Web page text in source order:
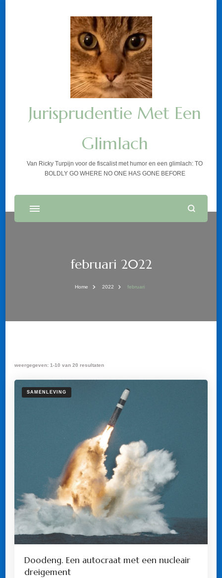
Jurisprudentie Met Een
Glimlach
Van Ricky Turpijn voor de fiscalist met humor en een glimlach: TO
BOLDLY GO WHERE NO ONE HAS GONE BEFORE
februari 2022
Home 2022 februari
weergegeven: 1-10 van 20 resultaten
SAMENLEVING
Doodeng. Een autocraat met een nucleair
dreigement